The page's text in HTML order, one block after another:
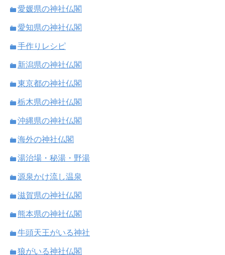
愛媛県の神社仏閣
愛知県の神社仏閣
手作りレシピ
新潟県の神社仏閣
東京都の神社仏閣
栃木県の神社仏閣
沖縄県の神社仏閣
海外の神社仏閣
湯治場・秘湯・野湯
源泉かけ流し温泉
滋賀県の神社仏閣
熊本県の神社仏閣
牛頭天王がいる神社
狼がいる神社仏閣